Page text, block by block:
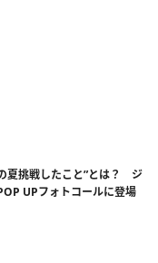
夏挑戦したこと”とは？ ジ
UPフォトコールに登場